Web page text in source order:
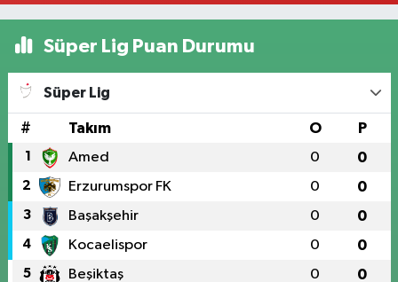
Süper Lig Puan Durumu
Süper Lig
# Takım O P
1 Amed 0 0
2 Erzurumspor FK 0 0
3 Başakşehir 0 0
4 Kocaelispor 0 0
5 Beşiktaş 0 0